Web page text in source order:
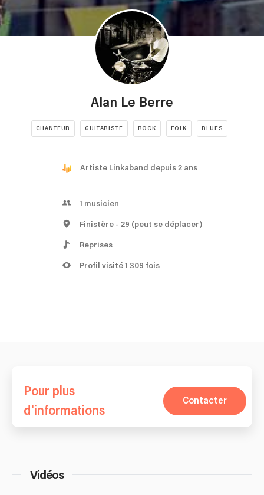
Alan Le Berre
CHANTEUR GUITARISTE ROCK FOLK BLUES
Artiste Linkaband depuis 2 ans
1 musicien
Finistère - 29 (peut se déplacer)
Reprises
Profil visité 1 309 fois
Pour plus
d'informations
Contacter
Vidéos